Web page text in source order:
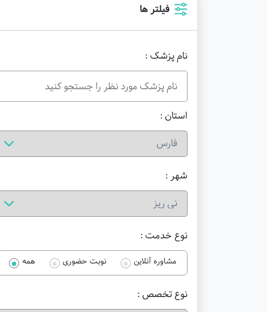
فیلتر ها
نام پزشک :
استان :
شهر :
نوع خدمت :
مشاوره آنلاین نوبت حضوری همه
نوع تخصص :